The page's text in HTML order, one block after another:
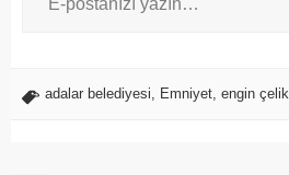
adalar belediyesi Emniyet engin çelik